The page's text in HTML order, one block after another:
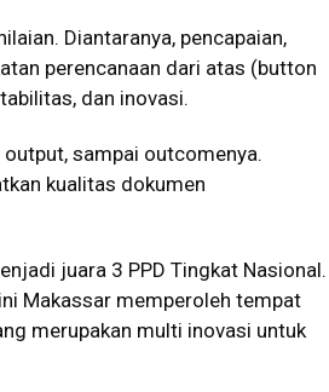
Diantaranya, pencapaian,
perencanaan dari atas (button
dan inovasi.
output, sampai outcomenya.
kualitas dokumen
juara 3 PPD Tingkat Nasional.
Makassar memperoleh tempat
merupakan multi inovasi untuk